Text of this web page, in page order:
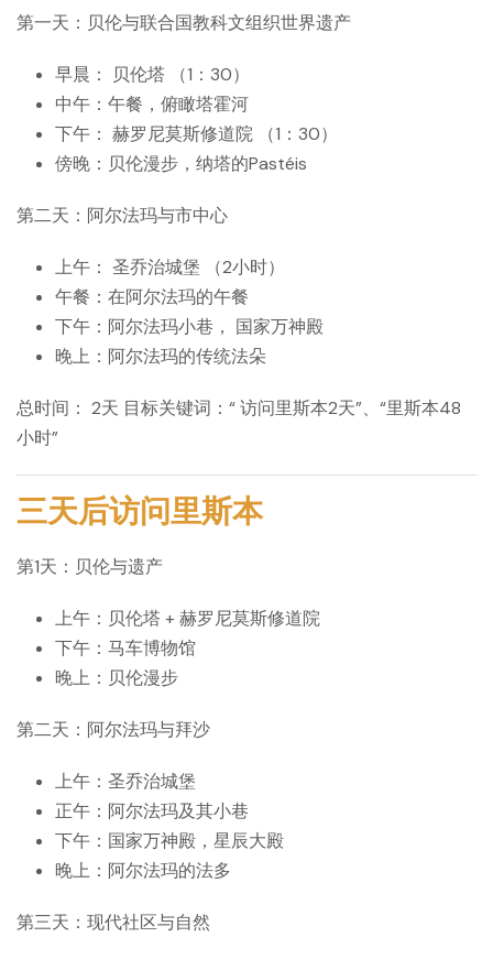
第一天：贝伦与联合国教科文组织世界遗产
早晨： 贝伦塔 （1：30）
中午：午餐，俯瞰塔霍河
下午： 赫罗尼莫斯修道院 （1：30）
傍晚：贝伦漫步，纳塔的Pastéis
第二天：阿尔法玛与市中心
上午： 圣乔治城堡 （2小时）
午餐：在阿尔法玛的午餐
下午：阿尔法玛小巷， 国家万神殿
晚上：阿尔法玛的传统法朵
总时间： 2天 目标关键词：“访问里斯本2天”、“里斯本48
小时”
三天后访问里斯本
第1天：贝伦与遗产
上午：贝伦塔 + 赫罗尼莫斯修道院
下午：马车博物馆
晚上：贝伦漫步
第二天：阿尔法玛与拜沙
上午：圣乔治城堡
正午：阿尔法玛及其小巷
下午：国家万神殿，星辰大殿
晚上：阿尔法玛的法多
第三天：现代社区与自然